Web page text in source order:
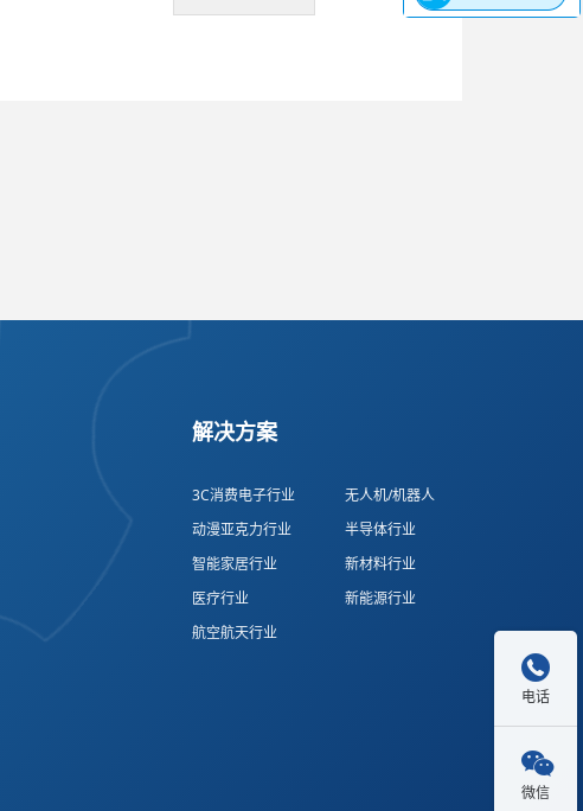
解决方案
3C消费电子行业
无人机/机器人
动漫亚克力行业
半导体行业
智能家居行业
新材料行业
医疗行业
新能源行业
航空航天行业

电话

微信